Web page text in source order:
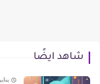
شاهد ايضًا
يناير 27, 2024